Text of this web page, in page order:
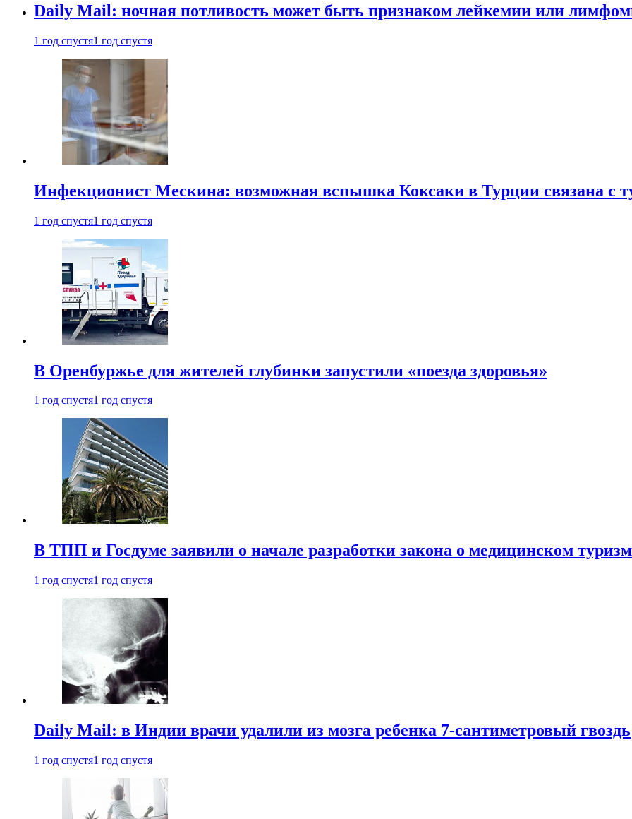
Daily Mail: ночная потливость может быть признаком лейкемии или
1 год спустя1 год спустя
Инфекционист Мескина: возможная вспышка Коксаки в Турции связана с
1 год спустя1 год спустя
В Оренбуржье для жителей глубинки запустили «поезда здоровья»
1 год спустя1 год спустя
В ТПП и Госдуме заявили о начале разработки закона о медицинском
1 год спустя1 год спустя
Daily Mail: в Индии врачи удалили из мозга ребенка 7-сантиметровый гвоздь
1 год спустя1 год спустя